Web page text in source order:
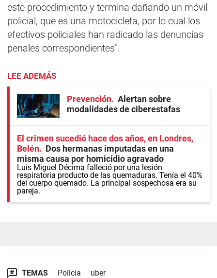
este procedimiento y termina dañando un móvil
policial, que es una motocicleta, por lo cual los
efectivos policiales han radicado las denuncias
penales correspondientes".
LEE ADEMÁS
Prevención
Alertan sobre
modalidades de ciberestafas
El crimen sucedió hace dos años, en Londres,
Belén
Dos hermanas imputadas en una
misma causa por homicidio agravado
Luis Miguel Décima falleció por una lesión
respiratoria producto de las quemaduras. Tenía el 40%
del cuerpo quemado. La principal sospechosa era su
pareja.
TEMAS Policía uber